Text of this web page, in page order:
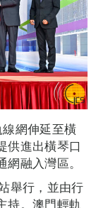
網伸延至橫
供進出橫琴口
融入灣區。
舉行，並由行
持。澳門輕軌